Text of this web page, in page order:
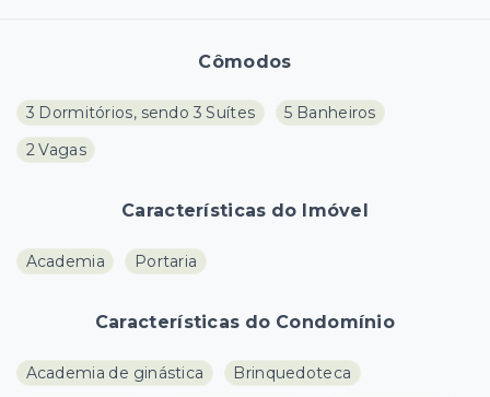
Cômodos
3 Dormitórios, sendo 3 Suítes
5 Banheiros
2 Vagas
Características do Imóvel
Academia Portaria
Características do Condomínio
Academia de ginástica
Brinquedoteca